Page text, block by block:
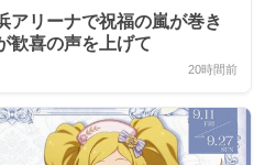
アリーナで祝福の嵐が巻き
歓喜の声を上げて
20時間前